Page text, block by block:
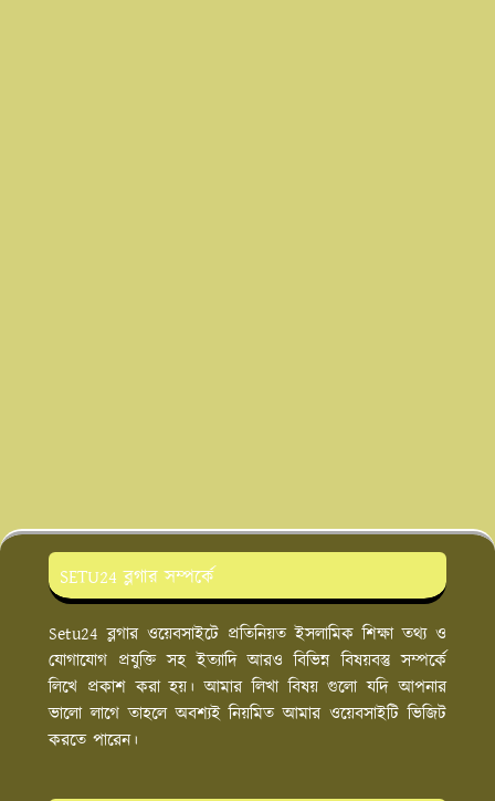
SETU24 ব্লগার সম্পর্কে
Setu24 ব্লগার ওয়েবসাইটে প্রতিনিয়ত ইসলামিক শিক্ষা তথ্য ও
যোগাযোগ প্রযুক্তি সহ ইত্যাদি আরও বিভিন্ন বিষয়বস্তু সম্পর্কে
লিখে প্রকাশ করা হয়। আমার লিখা বিষয় গুলো যদি আপনার
ভালো লাগে তাহলে অবশ্যই নিয়মিত আমার ওয়েবসাইটি ভিজিট
করতে পারেন।‌